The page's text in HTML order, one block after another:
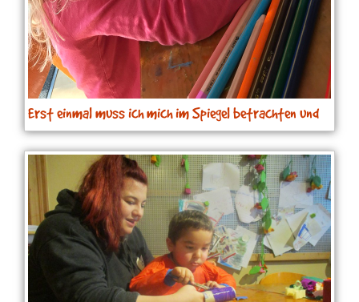
Erst einmal muss ich mich im Spiegel betrachten und
dann male ich mich selbst